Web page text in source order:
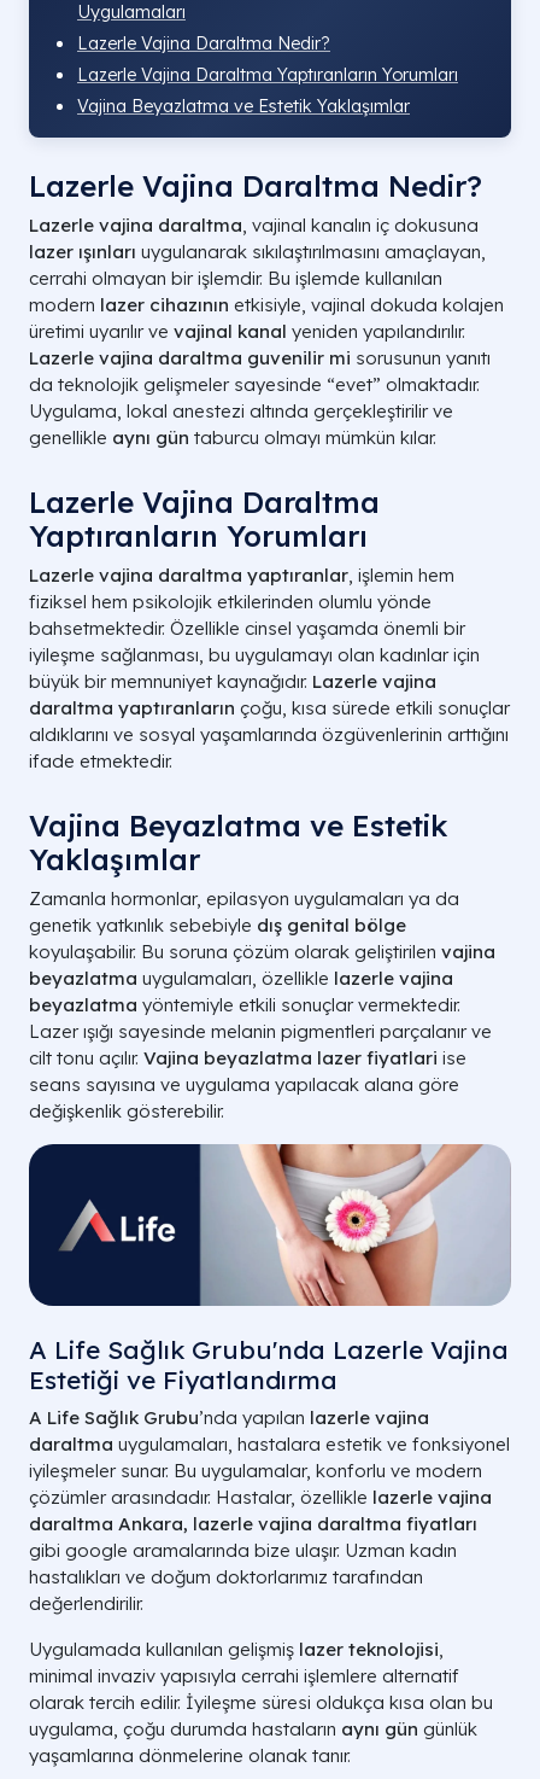
Uygulamaları
Lazerle Vajina Daraltma Nedir?
Lazerle Vajina Daraltma Yaptıranların Yorumları
Vajina Beyazlatma ve Estetik Yaklaşımlar
Lazerle Vajina Daraltma Nedir?
Lazerle vajina daraltma, vajinal kanalın iç dokusuna
lazer ışınları uygulanarak sıkılaştırılmasını amaçlayan,
cerrahi olmayan bir işlemdir. Bu işlemde kullanılan
modern lazer cihazının etkisiyle, vajinal dokuda kolajen
üretimi uyarılır ve vajinal kanal yeniden yapılandırılır.
Lazerle vajina daraltma guvenilir mi sorusunun yanıtı
da teknolojik gelişmeler sayesinde “evet” olmaktadır.
Uygulama, lokal anestezi altında gerçekleştirilir ve
genellikle aynı gün taburcu olmayı mümkün kılar.
Lazerle Vajina Daraltma
Yaptıranların Yorumları
Lazerle vajina daraltma yaptıranlar, işlemin hem
fiziksel hem psikolojik etkilerinden olumlu yönde
bahsetmektedir. Özellikle cinsel yaşamda önemli bir
iyileşme sağlanması, bu uygulamayı olan kadınlar için
büyük bir memnuniyet kaynağıdır. Lazerle vajina
daraltma yaptıranların çoğu, kısa sürede etkili sonuçlar
aldıklarını ve sosyal yaşamlarında özgüvenlerinin arttığını
ifade etmektedir.
Vajina Beyazlatma ve Estetik
Yaklaşımlar
Zamanla hormonlar, epilasyon uygulamaları ya da
genetik yatkınlık sebebiyle dış genital bölge
koyulaşabilir. Bu soruna çözüm olarak geliştirilen vajina
beyazlatma uygulamaları, özellikle lazerle vajina
beyazlatma yöntemiyle etkili sonuçlar vermektedir.
Lazer ışığı sayesinde melanin pigmentleri parçalanır ve
cilt tonu açılır. Vajina beyazlatma lazer fiyatlari ise
seans sayısına ve uygulama yapılacak alana göre
değişkenlik gösterebilir.
A Life Sağlık Grubu'nda Lazerle Vajina
Estetiği ve Fiyatlandırma
A Life Sağlık Grubu’nda yapılan lazerle vajina
daraltma uygulamaları, hastalara estetik ve fonksiyonel
iyileşmeler sunar. Bu uygulamalar, konforlu ve modern
çözümler arasındadır. Hastalar, özellikle lazerle vajina
daraltma Ankara, lazerle vajina daraltma fiyatları
gibi google aramalarında bize ulaşır. Uzman kadın
hastalıkları ve doğum doktorlarımız tarafından
değerlendirilir.
Uygulamada kullanılan gelişmiş lazer teknolojisi
minimal invaziv yapısıyla cerrahi işlemlere alternatif
olarak tercih edilir. İyileşme süresi oldukça kısa olan bu
uygulama, çoğu durumda hastaların aynı gün günlük
yaşamlarına dönmelerine olanak tanır.